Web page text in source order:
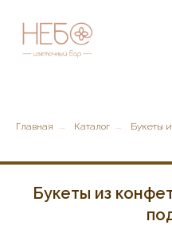
Главная → Каталог → Букеты
Букеты из